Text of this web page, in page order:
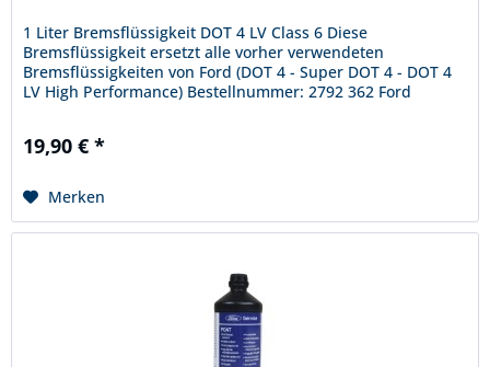
1 Liter Bremsflüssigkeit DOT 4 LV Class 6 Diese
Bremsflüssigkeit ersetzt alle vorher verwendeten
Bremsflüssigkeiten von Ford (DOT 4 - Super DOT 4 - DOT 4
LV High Performance) Bestellnummer: 2792 362 Ford
19,90 € *
Merken